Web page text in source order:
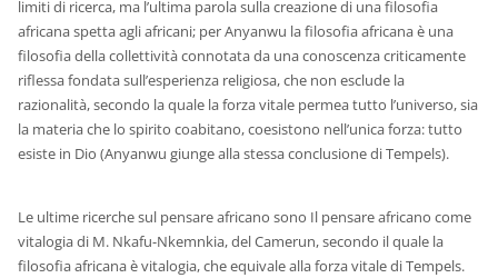
limiti di ricerca, ma l’ultima parola sulla creazione di una filosofia
africana spetta agli africani; per Anyanwu la filosofia africana è una
filosofia della collettività connotata da una conoscenza criticamente
riflessa fondata sull’esperienza religiosa, che non esclude la
razionalità, secondo la quale la forza vitale permea tutto l’universo, sia
la materia che lo spirito coabitano, coesistono nell’unica forza: tutto
esiste in Dio (Anyanwu giunge alla stessa conclusione di Tempels).
Le ultime ricerche sul pensare africano sono Il pensare africano come
vitalogia di M. Nkafu-Nkemnkia, del Camerun, secondo il quale la
filosofia africana è vitalogia, che equivale alla forza vitale di Tempels.